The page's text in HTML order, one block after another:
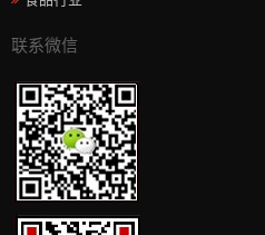
联系微信